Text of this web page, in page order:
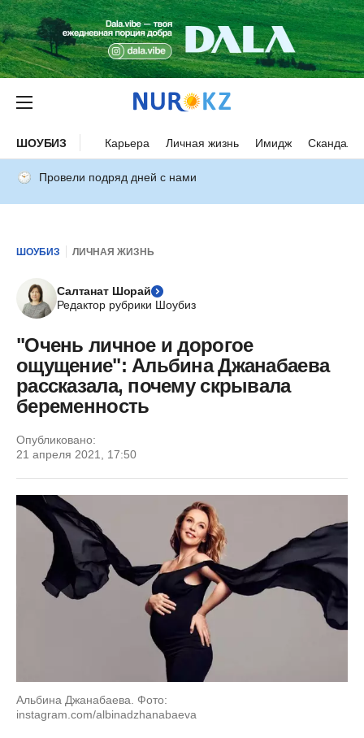
ШОУБИЗ Карьера Личная жизнь Имидж Скандалы
Провели подряд дней с нами
ШОУБИЗ ЛИЧНАЯ ЖИЗНЬ
Салтанат Шорай
Редактор рубрики Шоубиз
"Очень личное и дорогое
ощущение": Альбина Джанабаева
рассказала, почему скрывала
беременность
Опубликовано:
21 апреля 2021, 17:50
Альбина Джанабаева. Фото:
instagram.com/albinadzhanabaeva